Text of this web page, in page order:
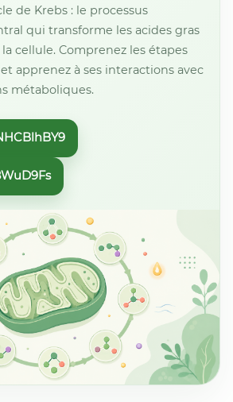
de Krebs : le processus
qui transforme les acides gras
cellule. Comprenez les étapes
apprenez à ses interactions avec
métaboliques.